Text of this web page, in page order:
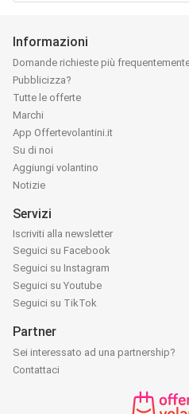
Informazioni
Domande richieste più
Pubblicizza?
Tutte le offerte
Marchi
App Offertevolantini.it
Su di noi
Aggiungi volantino
Notizie
Servizi
Iscriviti alla newsletter
Seguici su Facebook
Seguici su Instagram
Seguici su Youtube
Seguici su TikTok
Partner
Sei interessato ad una partnership?
Contattaci